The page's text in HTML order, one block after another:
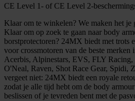
CE Level 1- of CE Level 2-
Klaar om te winkelen? We maken het je
Klaar om op zoek te gaan naar body
borstprotectoren? 24MX biedt met trots
voor crossmotoren van de beste merken
Acerbis, Alpinestars, EVS, FLY
O'Neal, Raven, Shot Race Gear, Spidi,
vergeet niet: 24MX biedt een royale
zodat je alle tijd hebt om de body
beslissen of je tevreden bent met de